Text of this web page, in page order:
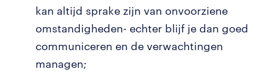
kan altijd sprake zijn van onvoorziene
omstandigheden- echter blijf je dan goed
communiceren en de verwachtingen
managen;